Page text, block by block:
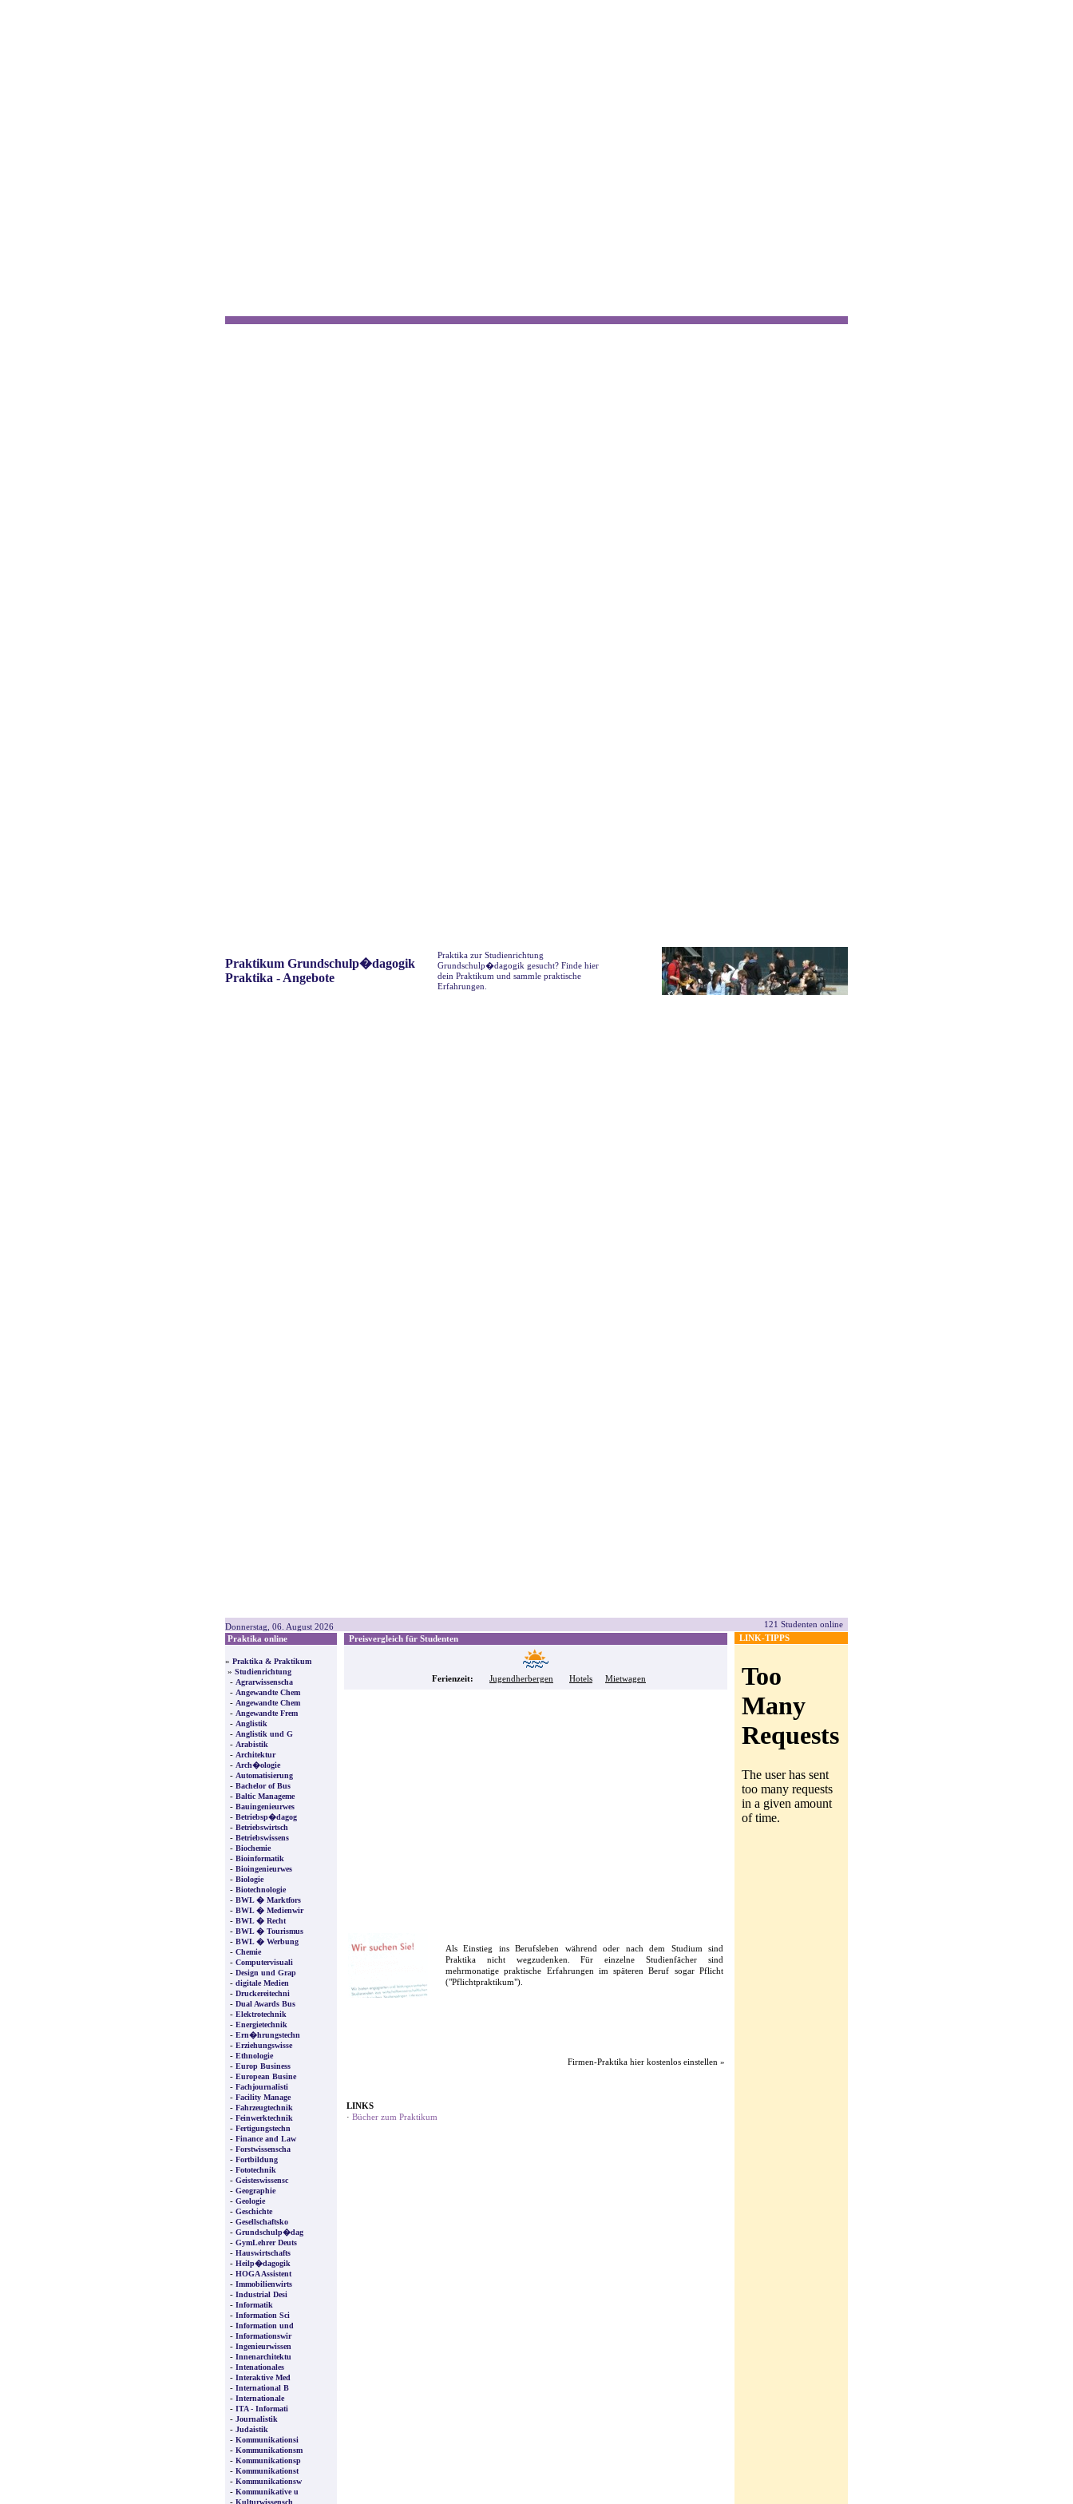
Praktikum Grundschulp�dagogik
Praktika - Angebote
Praktika zur Studienrichtung
Grundschulp�dagogik gesucht? Finde hier
dein Praktikum und sammle praktische
Erfahrungen.
Donnerstag, 06. August 2026
121 Studenten online
Praktika online
» Praktika & Praktikum
» Studienrichtung
- Agrarwissenscha
- Angewandte Chem
- Angewandte Chem
- Angewandte Frem
- Anglistik
- Anglistik und G
- Arabistik
- Architektur
- Arch�ologie
- Automatisierung
- Bachelor of Bus
- Baltic Manageme
- Bauingenieurwes
- Betriebsp�dagog
- Betriebswirtsch
- Betriebswissens
- Biochemie
- Bioinformatik
- Bioingenieurwes
- Biologie
- Biotechnologie
- BWL � Marktfors
- BWL � Medienwir
- BWL � Recht
- BWL � Tourismus
- BWL � Werbung
- Chemie
- Computervisuali
- Design und Grap
- digitale Medien
- Druckereitechni
- Dual Awards Bus
- Elektrotechnik
- Energietechnik
- Ern�hrungstechn
- Erziehungswisse
- Ethnologie
- Europ Business
- European Busine
- Fachjournalisti
- Facility Manage
- Fahrzeugtechnik
- Feinwerktechnik
- Fertigungstechn
- Finance and Law
- Forstwissenscha
- Fortbildung
- Fototechnik
- Geisteswissensc
- Geographie
- Geologie
- Geschichte
- Gesellschaftsko
- Grundschulp�dag
- GymLehrer Deuts
- Hauswirtschafts
- Heilp�dagogik
- HOGA Assistent
- Immobilienwirts
- Industrial Desi
- Informatik
- Information Sci
- Information und
- Informationswir
- Ingenieurwissen
- Innenarchitektu
- Intenationales
- Interaktive Med
- International B
- Internationale
- ITA - Informati
- Journalistik
- Judaistik
- Kommunikationsi
- Kommunikationsm
- Kommunikationsp
- Kommunikationst
- Kommunikationsw
- Kommunikative u
- Kulturwissensch
Preisvergleich für Studenten
Ferienzeit: Jugendherbergen Hotels Mietwagen
Als Einstieg ins Berufsleben während oder nach dem Studium sind
Praktika nicht wegzudenken. Für einzelne Studienfächer sind
mehrmonatige praktische Erfahrungen im späteren Beruf sogar Pflicht
("Pflichtpraktikum").
Firmen-Praktika hier kostenlos einstellen »
LINKS
· Bücher zum Praktikum
LINK-TIPPS